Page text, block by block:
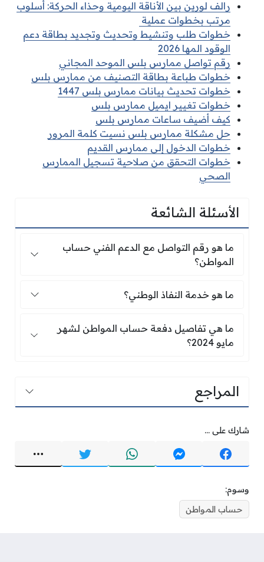
رالف لورين بين الأناقة اليومية وحذاء الحركة: أسلوب
مرتب بخطوات عملية
خطوات طلب وتنشيط وتحديث وتجديد بطاقة دعم
الوقود المها 2026
رقم تواصل ممارس بلس الموحد المجاني
خطوات طباعة بطاقة التصنيف من ممارس بلس
خطوات تحديث بيانات ممارس بلس 1447
خطوات تغيير ايميل ممارس بلس
كيف أضيف ساعات ممارس بلس
حل مشكلة ممارس بلس نسيت كلمة المرور
خطوات الدخول إلى ممارس القديم
خطوات التحقق من صلاحية تسجيل الممارس
الصحي
الأسئلة الشائعة
ما هو رقم التواصل مع الدعم الفني حساب
ما هو رقم التواصل مع الدعم الفني حساب
المواطن؟
ما هو خدمة النفاذ الوطني؟
ما هو خدمة النفاذ الوطني؟
ما هي تفاصيل دفعة حساب المواطن لشهر مايو 2024؟
ما هي تفاصيل دفعة حساب المواطن لشهر
مايو 2024؟
المراجع
شارك على ...
وسوم:
حساب المواطن